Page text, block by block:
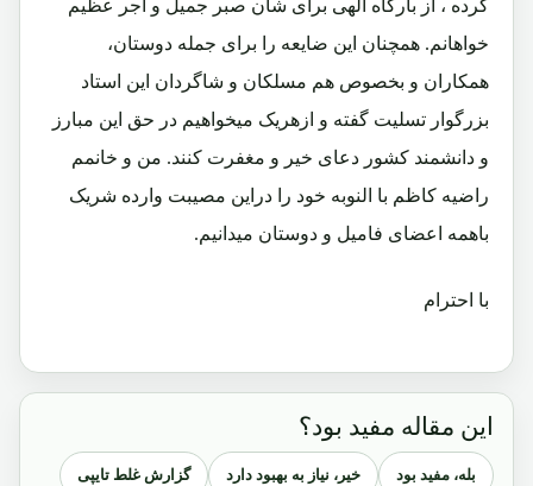
کرده ، از بارگاه الهی برای شان صبر جمیل و اجر عظیم
خواهانم. همچنان این ضایعه را برای جمله دوستان،
همکاران و بخصوص هم مسلکان و شاگردان این استاد
بزرگوار تسلیت گفته و ازهریک میخواهیم در حق این مبارز
و دانشمند کشور دعای خیر و مغفرت کنند. من و خانمم
راضیه کاظم با النوبه خود را دراین مصیبت وارده شریک
باهمه اعضای فامیل و دوستان میدانیم.
با احترام
این مقاله مفید بود؟
بله، مفید بود خیر، نیاز به بهبود دارد گزارش غلط تایپی